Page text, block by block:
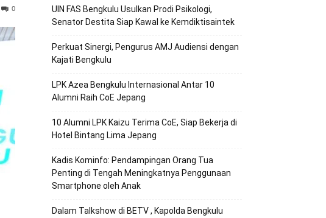
0
UIN FAS Bengkulu Usulkan Prodi Psikologi,
Senator Destita Siap Kawal ke Kemdiktisaintek
Perkuat Sinergi, Pengurus AMJ Audiensi dengan
Kajati Bengkulu
LPK Azea Bengkulu Internasional Antar 10
Alumni Raih CoE Jepang
10 Alumni LPK Kaizu Terima CoE, Siap Bekerja di
Hotel Bintang Lima Jepang
Kadis Kominfo: Pendampingan Orang Tua
Penting di Tengah Meningkatnya Penggunaan
Smartphone oleh Anak
Dalam Talkshow di BETV , Kapolda Bengkulu